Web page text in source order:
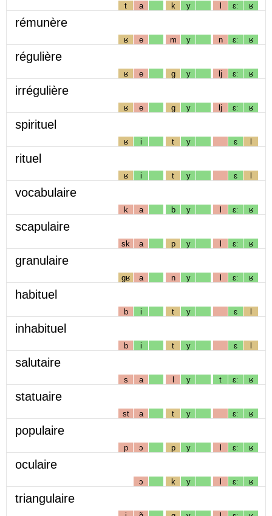
t a k y l ɛː ʁ
rémunère
ʁ e m y n ɛː ʁ
régulière
ʁ e g y lj ɛː ʁ
irrégulière
ʁ e g y lj ɛː ʁ
spirituel
ʁ i t y ɛ l
rituel
ʁ i t y ɛ l
vocabulaire
k a b y l ɛː ʁ
scapulaire
sk a p y l ɛː ʁ
granulaire
gʁ a n y l ɛː ʁ
habituel
b i t y ɛ l
inhabituel
b i t y ɛ l
salutaire
s a l y t ɛː ʁ
statuaire
st a t y ɛː ʁ
populaire
p ɔ p y l ɛː ʁ
oculaire
ɔ k y l ɛː ʁ
triangulaire